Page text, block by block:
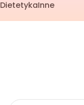
DietetykaInne